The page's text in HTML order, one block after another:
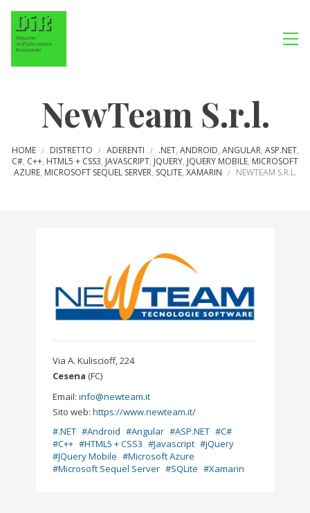
NewTeam S.r.l.
HOME / DISTRETTO / ADERENTI / .NET, ANDROID, ANGULAR, ASP.NET,
C#, C++, HTML5 + CSS3, JAVASCRIPT, JQUERY, JQUERY MOBILE, MICROSOFT
AZURE, MICROSOFT SEQUEL SERVER, SQLITE, XAMARIN / NEWTEAM S.R.L.
Via A. Kuliscioff, 224
Cesena (FC)
Email:info@newteam.it
Sito web:https://www.newteam.it/
.NET
Android Angular ASP.NET
C#
C++
HTML5 + CSS3 Javascript
jQuery
JQuery Mobile
Microsoft Azure
Microsoft Sequel Server
SQLite Xamarin